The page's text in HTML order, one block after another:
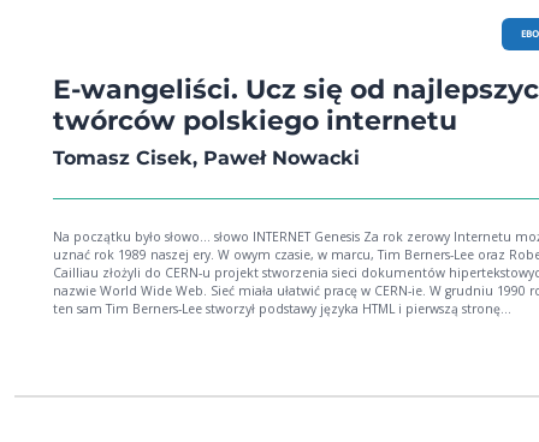
E-wangeliści. Ucz się od
twórców polskiego internetu
Tomasz Cisek, Paweł Nowacki
Na początku było słowo… słowo INTERNET Genesis Za rok zerowy Internetu można
uznać rok 1989 naszej ery. W owym czasie, w marcu, Tim Berners-Lee oraz
Cailliau złożyli do CERN-u projekt stworzenia sieci dokumentów
nazwie World Wide Web. Sieć miała ułatwić pracę w CERN-ie. W grudniu 1990
ten sam Tim Berners-Lee stworzył podstawy języka HTML i pierwszą stronę
komunikacyjne i aukcyjne oraz sklepy internetowe, bez których nie